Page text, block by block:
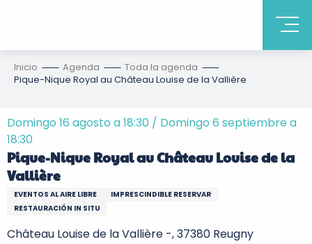
Inicio Agenda
Toda la agenda
Pique-Nique Royal au Château Louise de la Vallière
Domingo 16 agosto a 18:30 / Domingo 6 septiembre a
18:30
Pique-Nique Royal au Château Louise de la
Vallière
EVENTOS AL AIRE LIBRE
IMPRESCINDIBLE RESERVAR
RESTAURACIÓN IN SITU
Château Louise de la Vallière -, 37380 Reugny